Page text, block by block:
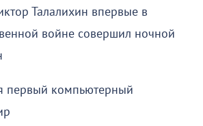
Талалихин впервые в
войне совершил ночной
первый компьютерный